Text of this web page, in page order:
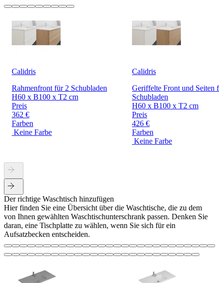
Calidris
Rahmenfront für 2 Schubladen
H60 x B100 x T2 cm
Preis
362 €
Farben
Keine Farbe
Calidris
Geriffelte Front und Seiten
Schubladen
H60 x B100 x T2 cm
Preis
426 €
Farben
Keine Farbe
Der richtige Waschtisch hinzufügen
Hier finden Sie eine Übersicht über die Waschtische, die zu dem
von Ihnen gewählten Waschtischunterschrank passen. Denken Sie
daran, eine Tischplatte zu wählen, wenn Sie sich für ein
Aufsatzbecken entscheiden.